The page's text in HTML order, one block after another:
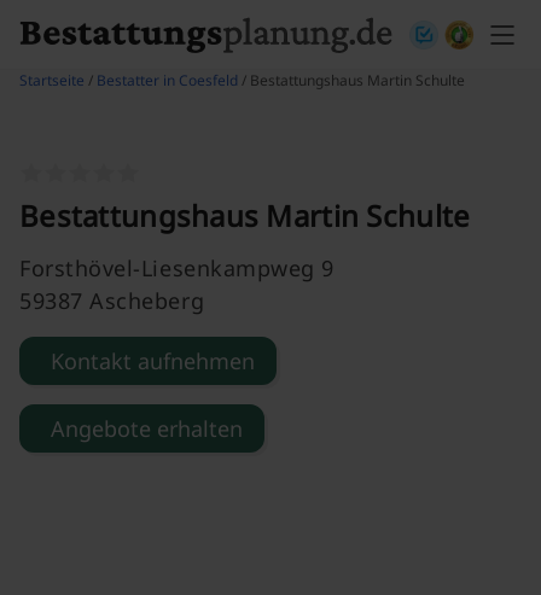
Startseite / Bestatter in Coesfeld / Bestattungshaus Martin Schulte
Bestattungshaus Martin Schulte
Forsthövel-Liesenkampweg 9
59387 Ascheberg
Kontakt aufnehmen
Angebote erhalten